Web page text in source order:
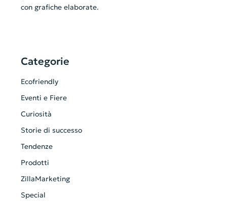
con grafiche elaborate.
Categorie
Ecofriendly
Eventi e Fiere
Curiosità
Storie di successo
Tendenze
Prodotti
ZillaMarketing
Special